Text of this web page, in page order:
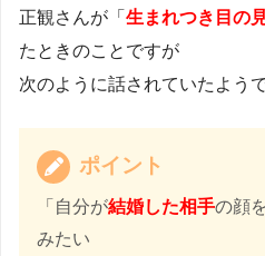
正観さんが「 生まれつき目の
たときのことですが
次のように話されていたよう
ポイント
「自分が結婚した相手の顔
みたい